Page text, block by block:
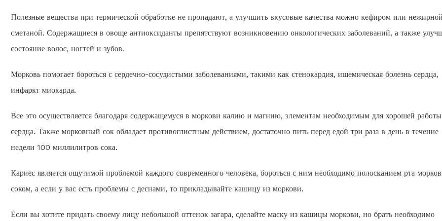
Полезные вещества при термической обработке не пропадают, а улучшить вкусовые качества можно кефиром или нежирной
сметаной. Содержащиеся в овоще антиоксиданты препятствуют возникновению онкологических заболеваний, а также
состояние волос, ногтей и зубов.
Морковь помогает бороться с сердечно-сосудистыми заболеваниями, такими как стенокардия, ишемическая болезнь сердца,
инфаркт миокарда.
Все это осуществляется благодаря содержащемуся в моркови калию и магнию, элементам необходимым для хорошей работы
сердца. Также морковный сок обладает противоглистным действием, достаточно пить перед едой три раза в день в течение
недели 100 миллилитров сока.
Кариес является ощутимой проблемой каждого современного человека, бороться с ним необходимо полосканием рта
соком, а если у вас есть проблемы с деснами, то прикладывайте кашицу из моркови.
Если вы хотите придать своему лицу небольшой оттенок загара, сделайте маску из кашицы моркови, но брать необходимо